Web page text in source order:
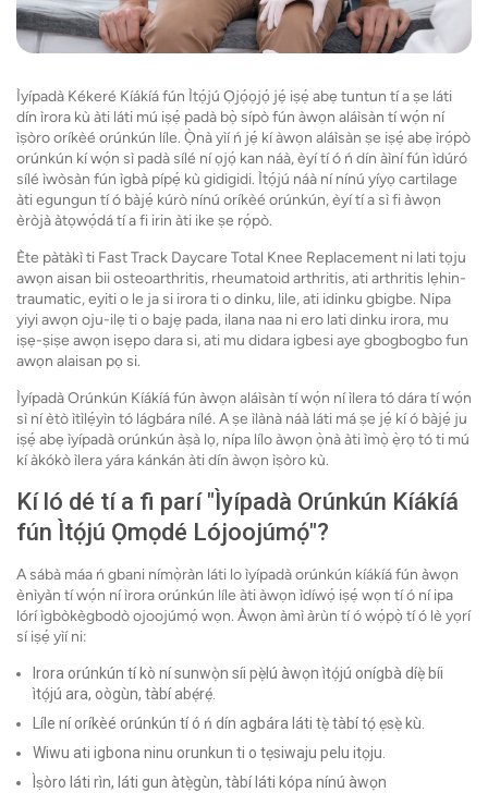
Ìyípadà Kékeré Kíákíá fún Ìtọ́jú Ọjọ́ọjọ́ jẹ́ iṣẹ́ abẹ tuntun tí a ṣe láti
dín ìrora kù àti láti mú iṣẹ́ padà bọ̀ sípò fún àwọn aláìsàn tí wọ́n ní
ìṣòro oríkèé orúnkún líle. Ọ̀nà yìí ń jẹ́ kí àwọn aláìsàn ṣe iṣẹ́ abẹ ìrọ́pò
orúnkún kí wọ́n sì padà sílé ní ọjọ́ kan náà, èyí tí ó ń dín àìní fún ìdúró
sílé ìwòsàn fún ìgbà pípẹ́ kù gidigidi. Ìtọ́jú náà ní nínú yíyọ cartilage
àti egungun tí ó bàjẹ́ kúrò nínú oríkèé orúnkún, èyí tí a sì fi àwọn
èròjà àtọwọ́dá tí a fi irin àti ike ṣe rọ́pò.
Ète pàtàkì ti Fast Track Daycare Total Knee Replacement ni lati tọju
awọn aisan bii osteoarthritis, rheumatoid arthritis, ati arthritis lẹhin-
traumatic, eyiti o le ja si irora ti o dinku, lile, ati idinku gbigbe. Nipa
yiyi awọn oju-ilẹ ti o bajẹ pada, ilana naa ni ero lati dinku irora, mu
iṣẹ-ṣiṣe awọn isẹpo dara si, ati mu didara igbesi aye gbogbogbo fun
awọn alaisan pọ si.
Ìyípadà Orúnkún Kíákíá fún àwọn aláìsàn tí wọ́n ní ìlera tó dára tí wọ́n
sì ní ètò ìtìlẹ́yìn tó lágbára nílé. A ṣe ìlànà náà láti má ṣe jẹ́ kí ó bàjẹ́ ju
iṣẹ́ abẹ ìyípadà orúnkún àṣà lọ, nípa lílo àwọn ọ̀nà àti ìmọ̀ ẹ̀rọ tó ti mú
kí àkókò ìlera yára kánkán àti dín àwọn ìṣòro kù.
Kí ló dé tí a fi parí "Ìyípadà Orúnkún Kíákíá
fún Ìtọ́jú Ọmọdé Lójoojúmọ́"?
A sábà máa ń gbani nímọ̀ràn láti lo ìyípadà orúnkún kíákíá fún àwọn
ènìyàn tí wọ́n ní ìrora orúnkún líle àti àwọn ìdíwọ́ iṣẹ́ wọn tí ó ní ipa
lórí ìgbòkègbodò ojoojúmọ́ wọn. Àwọn àmì àrùn tí ó wọ́pọ̀ tí ó lè yọrí
sí iṣẹ́ yìí ni:
Irora orúnkún tí kò ní sunwọ̀n síi pẹ̀lú àwọn ìtọ́jú onígbà díẹ̀ bíi
ìtọ́jú ara, oògùn, tàbí abẹ́rẹ́.
Líle ní oríkèé orúnkún tí ó ń dín agbára láti tẹ̀ tàbí tọ́ ẹsẹ̀ kù.
Wiwu ati igbona ninu orunkun ti o tẹsiwaju pelu itọju.
Ìṣòro láti rìn, láti gun àtẹ̀gùn, tàbí láti kópa nínú àwọn